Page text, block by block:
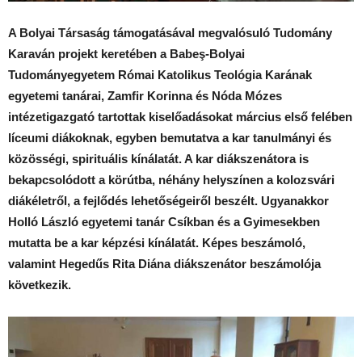
A Bolyai Társaság támogatásával megvalósuló Tudomány
Karaván projekt keretében a Babeş-Bolyai
Tudományegyetem Római Katolikus Teológia Karának
egyetemi tanárai, Zamfir Korinna és Nóda Mózes
intézetigazgató tartottak kiselőadásokat március első felében
líceumi diákoknak, egyben bemutatva a kar tanulmányi és
közösségi, spirituális kínálatát. A kar diákszenátora is
bekapcsolódott a körútba, néhány helyszínen a kolozsvári
diákéletről, a fejlődés lehetőségeiről beszélt. Ugyanakkor
Holló László egyetemi tanár Csíkban és a Gyimesekben
mutatta be a kar képzési kínálatát. Képes beszámoló,
valamint Hegedűs Rita Diána diákszenátor beszámolója
következik.